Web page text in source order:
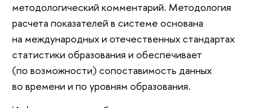
методологический комментарий. Методология
расчета показателей в системе основана
на международных и отечественных стандартах
статистики образования и обеспечивает
(по возможности) сопоставимость данных
во времени и по уровням образования.